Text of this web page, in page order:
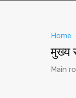
Home
मुख्य
Main